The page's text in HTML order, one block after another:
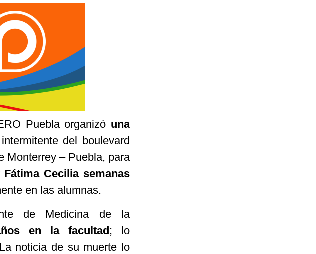
Puebla organizó una
del boulevard
Monterrey – Puebla, para
Cecilia semanas
en las alumnas.
de Medicina de la
en la facultad; lo
noticia de su muerte lo